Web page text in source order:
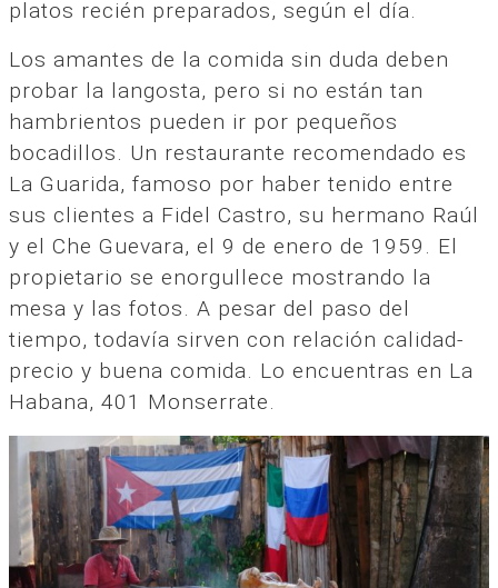
platos recién preparados, según el día.
Los amantes de la comida sin duda deben
probar la langosta, pero si no están tan
hambrientos pueden ir por pequeños
bocadillos. Un restaurante recomendado es
La Guarida, famoso por haber tenido entre
sus clientes a Fidel Castro, su hermano Raúl
y el Che Guevara, el 9 de enero de 1959. El
propietario se enorgullece mostrando la
mesa y las fotos. A pesar del paso del
tiempo, todavía sirven con relación calidad-
precio y buena comida. Lo encuentras en La
Habana, 401 Monserrate.